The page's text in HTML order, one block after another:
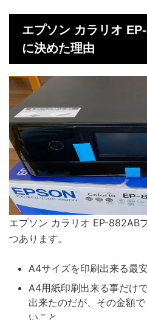
エプソン カラリオ
に決めた理由
エプソン カラリオ EP-882AB
つあります。
A4サイズを印刷出来る最
A4用紙印刷出来る事だけ
出来たのだが、その金額
いこと